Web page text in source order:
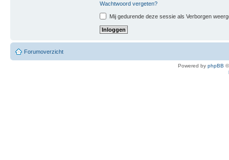
Wachtwoord vergeten?
Mij gedurende deze sessie als Verborgen
Forumoverzicht
Powered by phpBB